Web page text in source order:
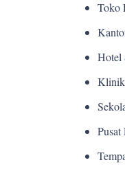
Toko
Hotel
Pusat